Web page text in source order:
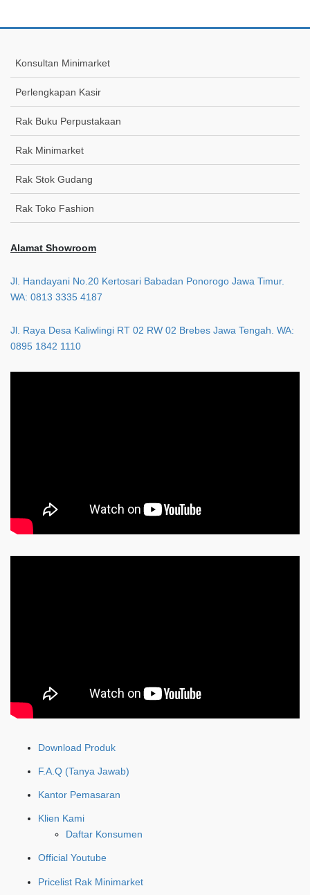
Konsultan Minimarket
Perlengkapan Kasir
Rak Buku Perpustakaan
Rak Minimarket
Rak Stok Gudang
Rak Toko Fashion
Alamat Showroom
Jl. Handayani No.20 Kertosari Babadan Ponorogo Jawa Timur.
WA: 0813 3335 4187
Jl. Raya Desa Kaliwlingi RT 02 RW 02 Brebes Jawa Tengah. WA:
0895 1842 1110
Download Produk
F.A.Q (Tanya Jawab)
Kantor Pemasaran
Klien Kami
Daftar Konsumen
Official Youtube
Pricelist Rak Minimarket